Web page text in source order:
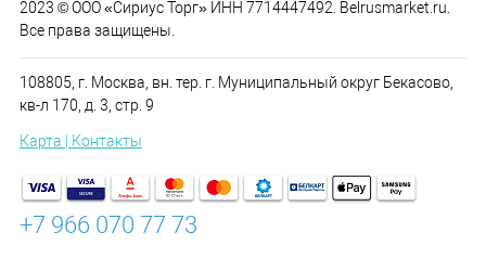
2023 © ООО «Сириус Торг» ИНН 7714447492. Belrusmarket.ru.
Все права защищены.
108805, г. Москва, вн. тер. г. Муниципальный округ Бекасово,
кв-л 170, д. 3, стр. 9
Карта | Контакты
+7 966 070 77 73